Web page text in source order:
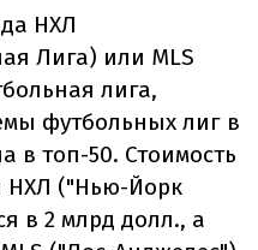
НХЛ
Лига) или MLS
лига,
футбольных лиг в
в топ-50. Стоимость
НХЛ ("Нью-Йорк
в 2 млрд долл., а